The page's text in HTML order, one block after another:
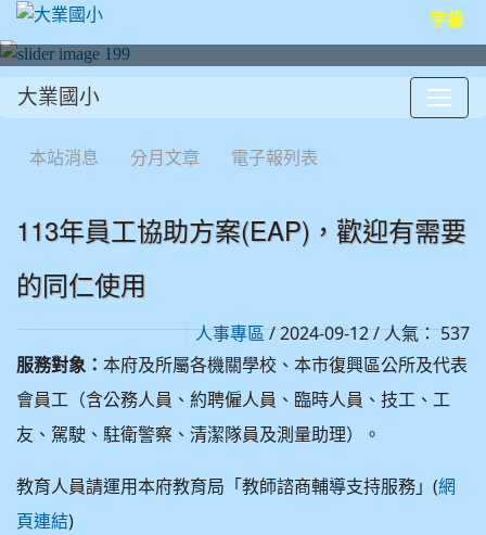
字級
大業國小
本站消息 分月文章 電子報列表
113年員工協助方案(EAP)，歡迎有需要
的同仁使用
人事專區/ 2024-09-12 / 人氣： 537
服務對象： 本府及所屬各機關學校、本市復興區公所及代表
會員工（含公務人員、約聘僱人員、臨時人員、技工、工
友、駕駛、駐衛警察、清潔隊員及測量助理）。
教育人員請運用本府教育局「教師諮商輔導支持服務」(網
頁連結)